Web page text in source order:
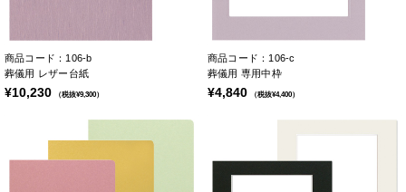
商品コード：106-b
葬儀用 レザー台紙
¥10,230 （税抜¥9,300）
商品コード：106-c
葬儀用 専用中枠
¥4,840 （税抜¥4,400）